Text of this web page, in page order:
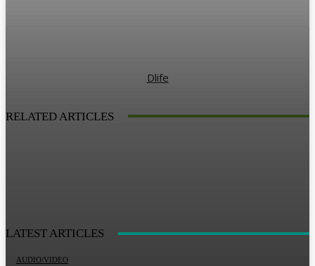
Dlife
RELATED ARTICLES
LATEST ARTICLES
AUDIO/VIDEO